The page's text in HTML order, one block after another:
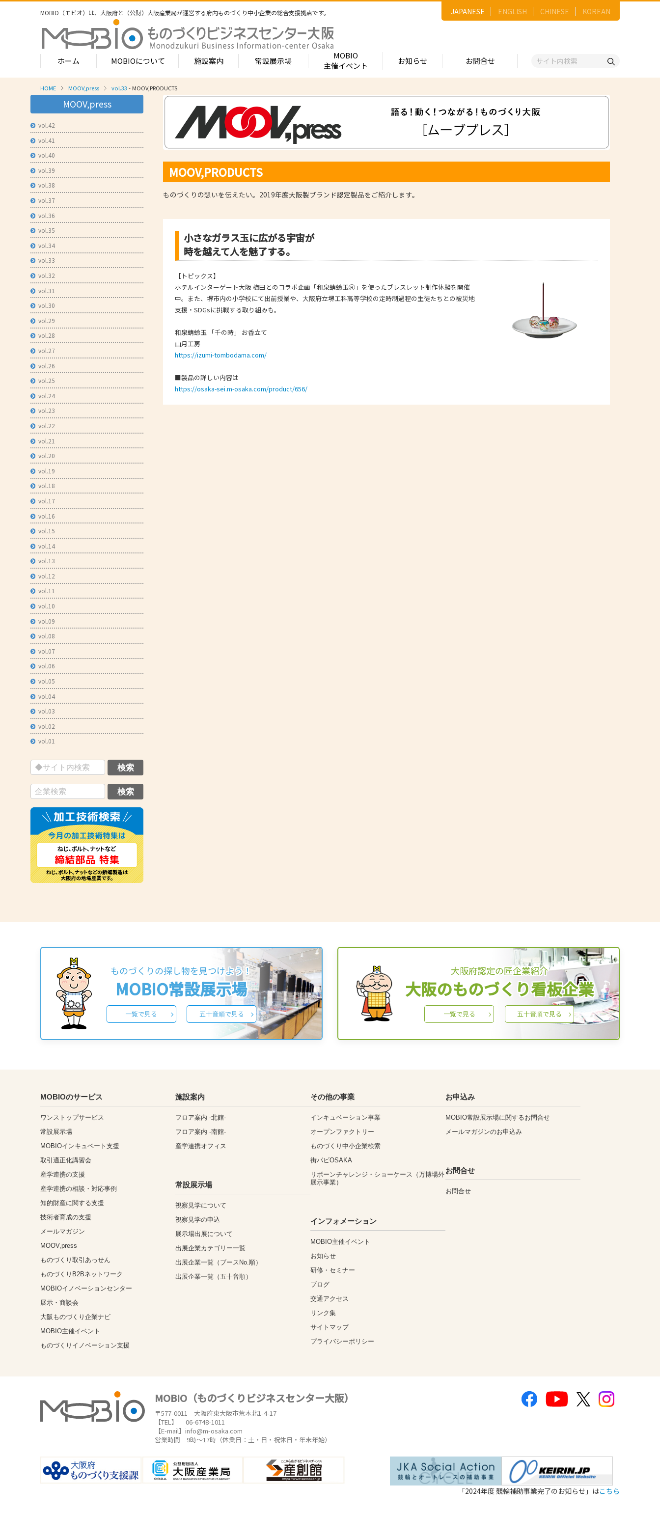
MOBIO（モビオ）は、大阪府と（公財）大阪産業局が運営する府内ものづくり中小企業の総合支援拠点です。 JAPANESE ENGLISH CHINESE KOREAN
ホーム MOBIOについて
MOBIOのサービス
- ワンストップサービス
- 常設展示場
- MOBIOインキュベート支援
- 取引適正化講習会
- 産学連携の支援
- 産学連携の相談・対応事例
- メールマガジン
- MOOV,press
- ものづくり取引あっせん
- ものづくりB2Bネットワーク
- 展示・商談会
- 大阪ものづくり企業ナビ
- MOBIO主催イベント
- ものづくりイノベーション支援
- 大規模展示商談会活用事業（出展支援事業）
- 大阪府中小企業等外国出願支援事業
- 大阪製ブランド認定制度
- 大阪の伝統工芸品
MOBIOとは
- MOBIOの4つの戦略
- オープンファクトリー
- ものづくり中小企業検索
- 街パビOSAKA
- リボーンチャレンジ・ショーケース
（万博場外展示事業）
施設案内
- フロア案内 -北館-
1-2階（常設展示企業五十音順一覧）
常設展示場のご案内
4階（インキュベートルーム）
- フロア案内 -南館-
1階
産学連携オフィス
常設展示場
常設展示場
- MOBIO 常設展示場
視察見学について
展示場出展について
出展のメリット
出展するには？
出展までの流れ
よくある質問
出展企業の声
出展企業紹介
- 出展企業カテゴリー一覧
出展企業一覧（ブースNo.順）
出展企業一覧（五十音順）
- 業種から探す（出展企業）
部品・部材
化学・樹脂
生活関連等
MOBIO
主催イベント
お知らせ お問合せ
HOME MOOV,press vol.33 - MOOV,PRODUCTS
MOOV,press
vol.42
vol.41
vol.40
vol.39
vol.38
vol.37
vol.36
vol.35
vol.34
vol.33
vol.32
vol.31
vol.30
vol.29
vol.28
vol.27
vol.26
vol.25
vol.24
vol.23
vol.22
vol.21
vol.20
vol.19
vol.18
vol.17
vol.16
vol.15
vol.14
vol.13
vol.12
vol.11
vol.10
vol.09
vol.08
vol.07
vol.06
vol.05
vol.04
vol.03
vol.02
vol.01
MOOV,PRODUCTS
ものづくりの想いを伝えたい。2019年度大阪製ブランド認定製品をご紹介します。
小さなガラス玉に広がる宇宙が
時を越えて人を魅了する。
【トピックス】
ホテルインターゲート大阪 梅田とのコラボ企画「和泉蜻蛉玉Ⓡ」を使ったブレスレット制作体験を開催
中。また、堺市内の小学校にて出前授業や、大阪府立堺工科高等学校の定時制過程の生徒たちとの被災地
支援・SDGsに挑戦する取り組みも。
和泉蜻蛉玉 「千の時」 お香立て
山月工房
https://izumi-tombodama.com/
■製品の詳しい内容は
https://osaka-sei.m-osaka.com/product/656/
ものづくりの探し物を見つけよう！
MOBIO常設展示場
一覧で見る 五十音順で見る
大阪府認定の匠企業紹介
大阪のものづくり看板企業
一覧で見る 五十音順で見る
MOBIOのサービス
ワンストップサービス
常設展示場
MOBIOインキュベート支援
取引適正化講習会
産学連携の支援
産学連携の相談・対応事例
知的財産に関する支援
技術者育成の支援
メールマガジン
MOOV,press
ものづくり取引あっせん
ものづくりB2Bネットワーク
MOBIOイノベーションセンター
展示・商談会
大阪ものづくり企業ナビ
MOBIO主催イベント
ものづくりイノベーション支援
施設案内
フロア案内 -北館-
フロア案内 -南館-
産学連携オフィス
常設展示場
視察見学について
視察見学の申込
展示場出展について
出展企業カテゴリー一覧
出展企業一覧（ブースNo.順）
出展企業一覧（五十音順）
その他の事業
インキュベーション事業
オープンファクトリー
ものづくり中小企業検索
街パビOSAKA
リボーンチャレンジ・ショーケース（万博場外
展示事業）
インフォメーション
MOBIO主催イベント
お知らせ
研修・セミナー
ブログ
交通アクセス
リンク集
サイトマップ
プライバシーポリシー
お申込み
MOBIO常設展示場に関するお問合せ
メールマガジンのお申込み
お問合せ
お問合せ
MOBIO（ものづくりビジネスセンター大阪）
〒577-0011 大阪府東大阪市荒本北1-4-17
【TEL】 06-6748-1011
【E-mail】info@m-osaka.com
営業時間 9時～17時（休業日：土・日・祝休日・年末年始）
「2024年度 競輪補助事業完了のお知らせ」はこちら